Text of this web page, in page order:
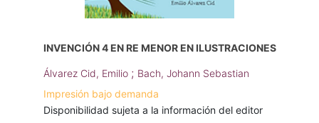
INVENCIÓN 4 EN RE MENOR EN ILUSTRACIONES
Álvarez Cid, Emilio ; Bach, Johann Sebastian
Impresión bajo demanda
Disponibilidad sujeta a la información del editor